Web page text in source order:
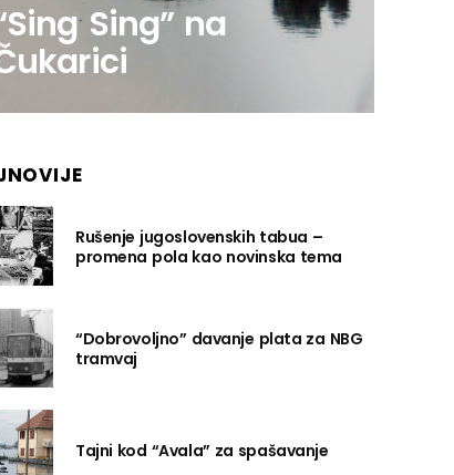
Sing” na
Rušenje jugoslovenskih tabua –
promena pola kao novinska tema
“Dobrovoljno” davanje plata za NBG
tramvaj
Tajni kod “Avala” za spašavanje